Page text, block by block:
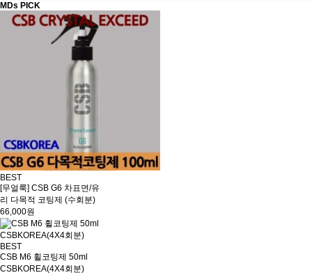
MDs PICK
BEST
[무얼룩] CSB G6 차표면/유
리 다목적 코팅제 (수회분)
66,000원
BEST
CSB M6 휠코팅제 50ml
CSBKOREA(4X4회분)